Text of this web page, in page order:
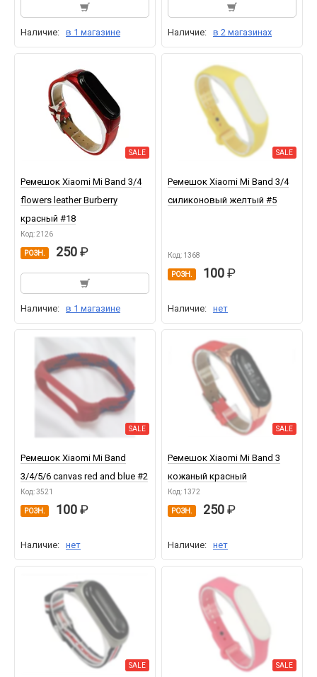
Наличие: в 1 магазине Наличие: в 2 магазинах
SALE
Ремешок Xiaomi Mi Band 3/4
flowers leather Burberry
красный #18
Код: 2126
РОЗН. 250
Наличие: в 1 магазине
SALE
Ремешок Xiaomi Mi Band 3/4
силиконовый желтый #5
Код: 1368
РОЗН. 100
Наличие: нет
SALE
Ремешок Xiaomi Mi Band
3/4/5/6 canvas red and blue #2
Код: 3521
РОЗН. 100
Наличие: нет
SALE
Ремешок Xiaomi Mi Band 3
кожаный красный
Код: 1372
РОЗН. 250
Наличие: нет
SALE SALE